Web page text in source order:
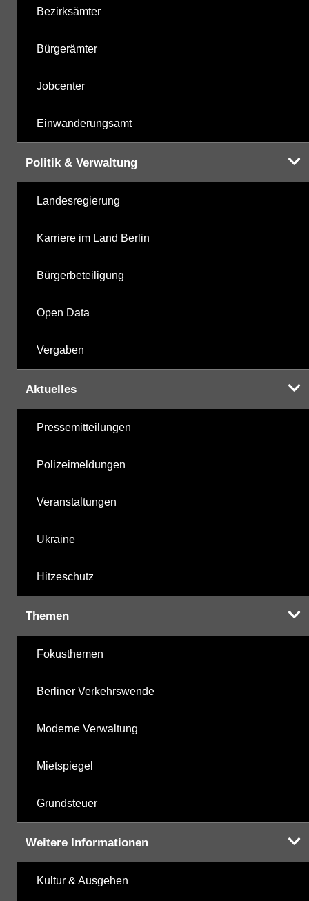
Bezirksämter
Bürgerämter
Jobcenter
Einwanderungsamt
Politik & Verwaltung
Landesregierung
Karriere im Land Berlin
Bürgerbeteiligung
Open Data
Vergaben
Aktuelles
Pressemitteilungen
Polizeimeldungen
Veranstaltungen
Ukraine
Hitzeschutz
Themen
Fokusthemen
Berliner Verkehrswende
Moderne Verwaltung
Mietspiegel
Grundsteuer
Weitere Informationen
Kultur & Ausgehen